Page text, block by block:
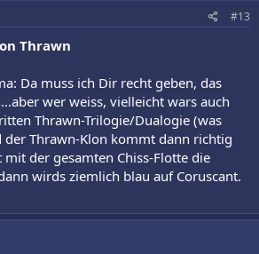
#13
Thrawn
Da muss ich Dir recht geben, das
wer weiss, vielleicht wars auch
Thrawn-Trilogie/Dualogie (was
Thrawn-Klon kommt dann richtig
der gesamten Chiss-Flotte die
wirds ziemlich blau auf Coruscant.